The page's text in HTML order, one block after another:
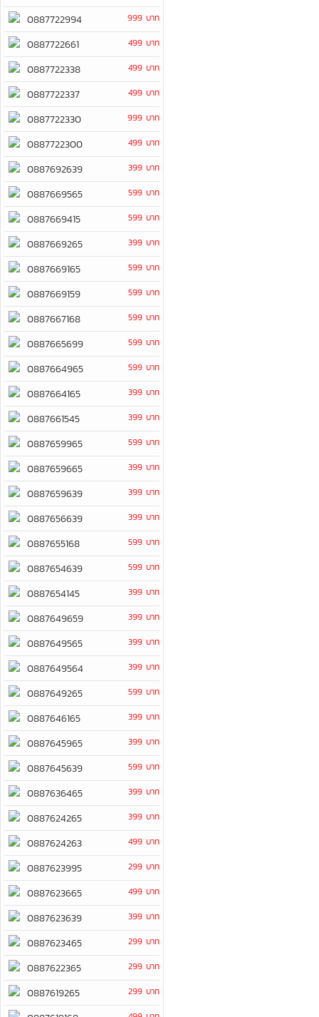
0887722994
999 บาท
0887722661 499 บาท
0887722338 499 บาท
0887722337 499 บาท
0887722330 999 บาท
0887722300 499 บาท
0887692639 399 บาท
0887669565 599 บาท
0887669415 599 บาท
0887669265 399 บาท
0887669165 599 บาท
0887669159 599 บาท
0887667168 599 บาท
0887665699 599 บาท
0887664965 599 บาท
0887664165 399 บาท
0887661545 399 บาท
0887659965 599 บาท
0887659665 399 บาท
0887659639 399 บาท
0887656639 399 บาท
0887655168 599 บาท
0887654639 599 บาท
0887654145 399 บาท
0887649659 399 บาท
0887649565 399 บาท
0887649564 399 บาท
0887649265 599 บาท
0887646165 399 บาท
0887645965 399 บาท
0887645639 599 บาท
0887636465 399 บาท
0887624265 399 บาท
0887624263 499 บาท
0887623995 299 บาท
0887623665 499 บาท
0887623639 399 บาท
0887623465 299 บาท
0887622365 299 บาท
0887619265 299 บาท